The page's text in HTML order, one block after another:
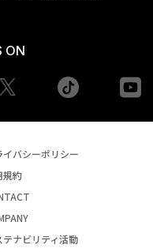
ON
tiktok
イバシーポリシー
規約
テナビリティ活動